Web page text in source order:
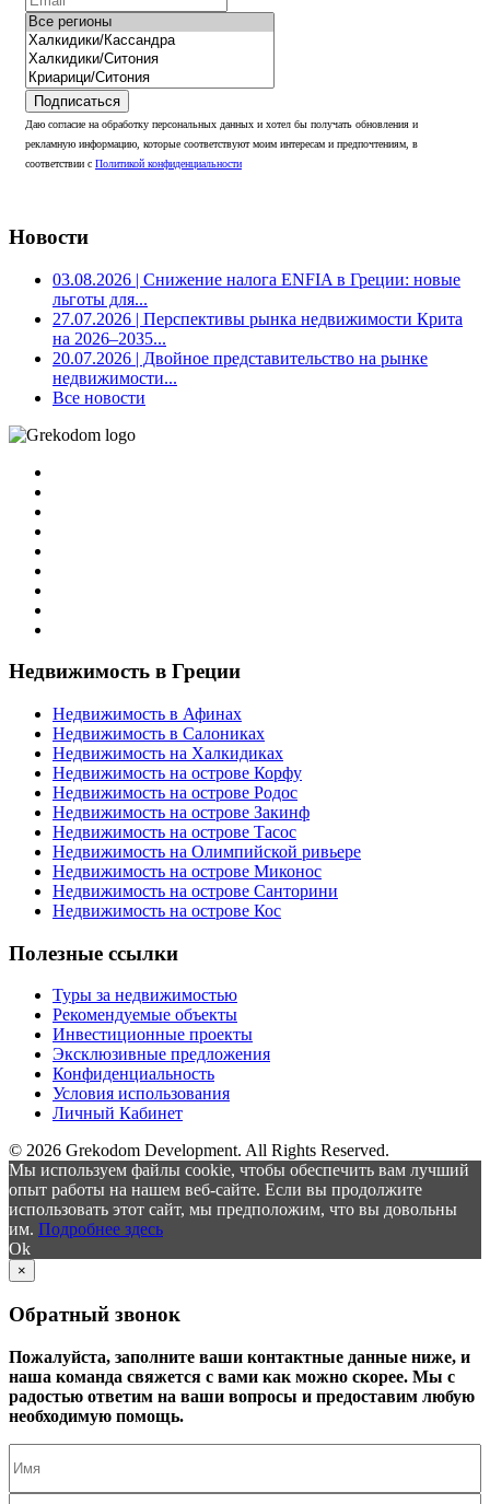
Подписаться
Даю согласие на обработку персональных данных и хотел бы получать обновления и
рекламную информацию, которые соответствуют моим интересам и предпочтениям, в
соответствии с Политикой конфиденциальности
Новости
03.08.2026 | Снижение налога ENFIA в Греции: новые
льготы для...
27.07.2026 | Перспективы рынка недвижимости Крита
на 2026–2035...
20.07.2026 | Двойное представительство на рынке
недвижимости...
Все новости
Недвижимость в Греции
Недвижимость в Афинах
Недвижимость в Салониках
Недвижимость на Халкидиках
Недвижимость на острове Корфу
Недвижимость на острове Родос
Недвижимость на острове Закинф
Недвижимость на острове Тасос
Недвижимость на Олимпийской ривьере
Недвижимость на острове Миконос
Недвижимость на острове Санторини
Недвижимость на острове Кос
Полезные ссылки
Туры за недвижимостью
Рекомендуемые объекты
Инвестиционные проекты
Эксклюзивные предложения
Конфиденциальность
Условия использования
Личный Кабинет
© 2026 Grekodom Development. All Rights Reserved.
Мы используем файлы cookie, чтобы обеспечить вам лучший
опыт работы на нашем веб-сайте. Если вы продолжите
использовать этот сайт, мы предположим, что вы довольны
им. Подробнее здесь
Ok
×
Обратный звонок
Пожалуйста, заполните ваши контактные данные ниже, и
наша команда свяжется с вами как можно скорее. Мы с
радостью ответим на ваши вопросы и предоставим любую
необходимую помощь.